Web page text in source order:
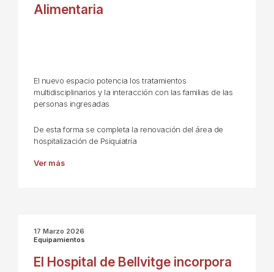
Alimentaria
El nuevo espacio potencia los tratamientos
multidisciplinarios y la interacción con las familias de las
personas ingresadas
De esta forma se completa la renovación del área de
hospitalización de Psiquiatría
Ver más
17 Marzo 2026
Equipamientos
El Hospital de Bellvitge incorpora